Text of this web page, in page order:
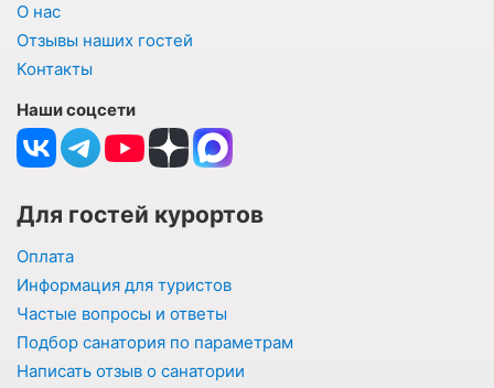
О нас
Отзывы наших гостей
Контакты
Наши соцсети
Для гостей курортов
Оплата
Информация для туристов
Частые вопросы и ответы
Подбор санатория по параметрам
Написать отзыв о санатории